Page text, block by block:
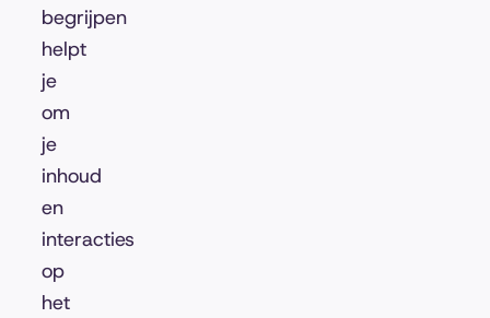
begrijpen
helpt
je
om
je
inhoud
en
interacties
op
het